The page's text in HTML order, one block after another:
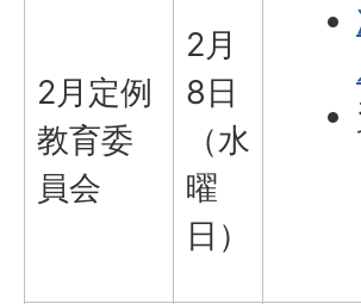
2月定例
教育委
員会
2月
8日
（水
曜
日）